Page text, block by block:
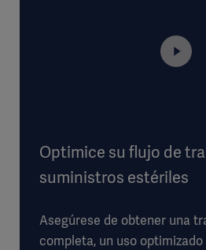
Optimice su flujo de
suministros estériles
Asegúrese de obtener una
completa, un uso optimizado